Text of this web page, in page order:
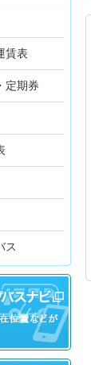
賃表
定期券
ス